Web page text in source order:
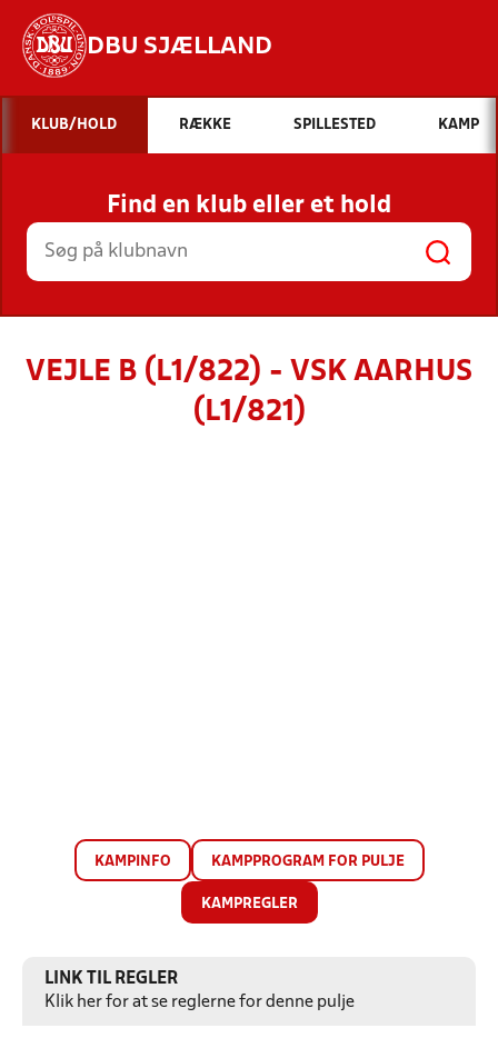
DBU SJÆLLAND
Hvad vil du søge efter?
INDHOLD OG NYHEDER
STILLINGER, RESULTATER, KLUBBER OG
HOLD
KLUB/HOLD RÆKKE SPILLESTED KAMP
Find en klub eller et hold
VEJLE B (L1/822) - VSK AARHUS
(L1/821)
KAMPINFO KAMPPROGRAM FOR PULJE
KAMPREGLER
LINK TIL REGLER
Klik her for at se reglerne for denne pulje